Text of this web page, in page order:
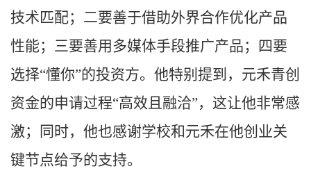
技术匹配；二要善于借助外界合作优化产品
性能；三要善用多媒体手段推广产品；四要
选择“懂你”的投资方。他特别提到，元禾青创
资金的申请过程“高效且融洽”，这让他非常感
激；同时，他也感谢学校和元禾在他创业关
键节点给予的支持。